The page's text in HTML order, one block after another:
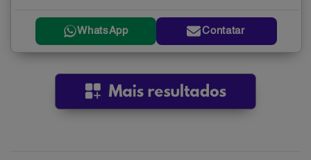
WhatsApp Contatar